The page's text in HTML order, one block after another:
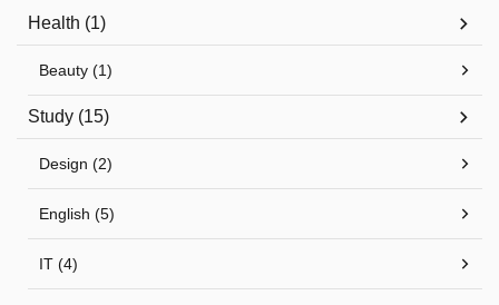
Health (1)
Beauty (1)
Study (15)
Design (2)
English (5)
IT (4)